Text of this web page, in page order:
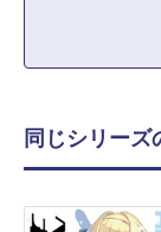
同じシリーズ